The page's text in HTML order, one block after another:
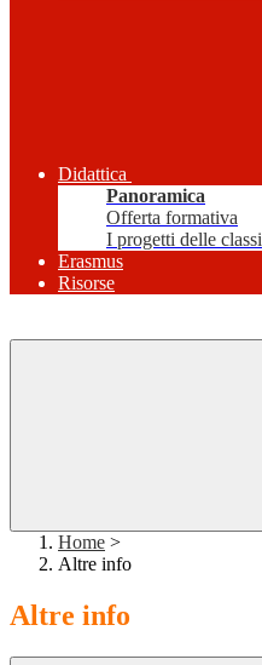
Didattica
Panoramica
Offerta formativa
I progetti delle classi
Erasmus
Risorse
Home >
Altre info
Altre info